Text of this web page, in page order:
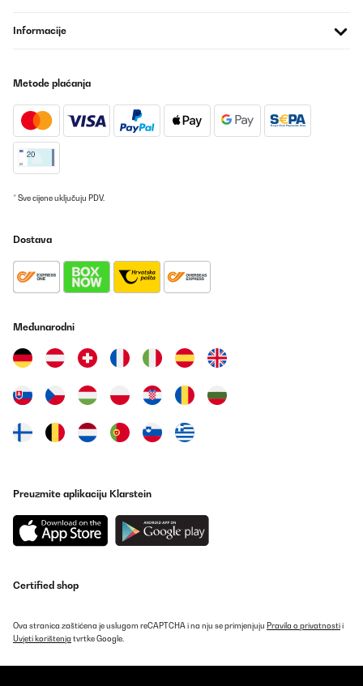
Informacije
Metode plaćanja
* Sve cijene uključuju PDV.
Dostava
Međunarodni
Preuzmite aplikaciju Klarstein
Certified shop
Ova stranica zaštićena je uslugom reCAPTCHA i na nju se primjenjuju Pravila o privatnostii
Uvjeti korištenja tvrtke Google.